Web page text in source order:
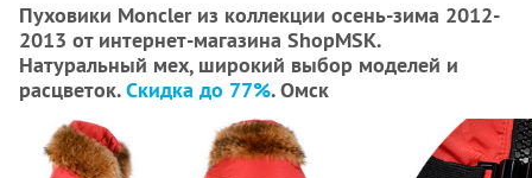
Пуховики Moncler из коллекции осень-зима 2012-
2013 от интернет-магазина ShopMSK.
Натуральный мех, широкий выбор моделей и
расцветок.Скидка до 77%. Омск